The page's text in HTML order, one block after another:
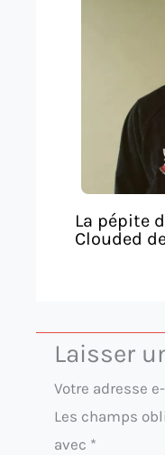
La pépite
Clouded
Laisser
Votre adresse
Les champs
avec *